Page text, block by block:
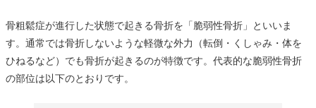
骨粗鬆症が進行した状態で起きる骨折を「脆弱性骨折」といいま
す。通常では骨折しないような軽微な外力（転倒・くしゃみ・体を
ひねるなど）でも骨折が起きるのが特徴です。代表的な脆弱性骨折
の部位は以下のとおりです。